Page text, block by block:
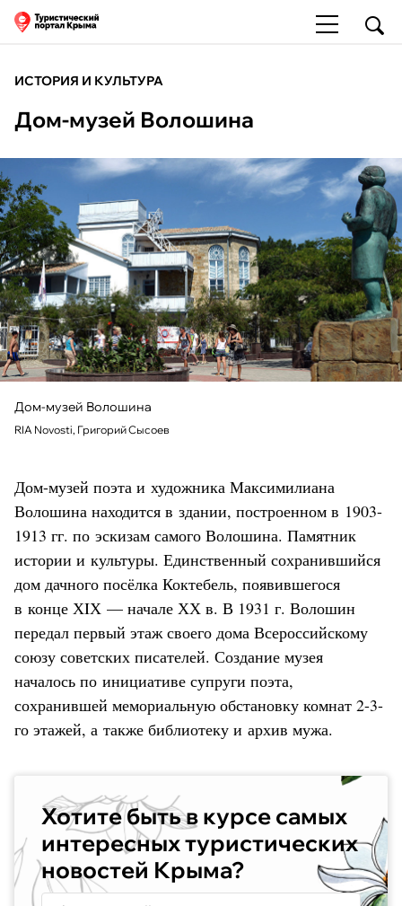
ИСТОРИЯ И КУЛЬТУРА
Дом-музей Волошина
Дом-музей Волошина
RIA Novosti, Григорий Сысоев
Дом-музей поэта и художника Максимилиана
Волошина находится в здании, построенном в 1903-
1913 гг. по эскизам самого Волошина. Памятник
истории и культуры. Единственный сохранившийся
дом дачного посёлка Коктебель, появившегося
в конце ХIХ — начале ХХ в. В 1931 г. Волошин
передал первый этаж своего дома Всероссийскому
союзу советских писателей. Создание музея
началось по инициативе супруги поэта,
сохранившей мемориальную обстановку комнат 2-3-
го этажей, а также библиотеку и архив мужа.
Хотите быть в курсе самых
интересных туристических
новостей Крыма?